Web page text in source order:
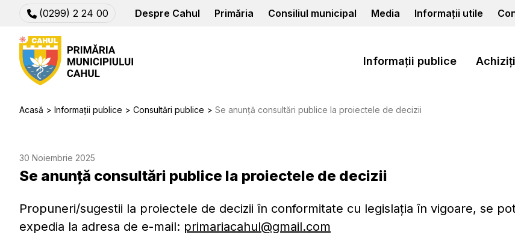
(0299) 2 24 00 Despre Cahul Primăria Consiliul municipal Media Informații utile
Informații publice
Acasă Informații publice Consultări publice Se anunță consultări publice la proiectele de decizii
30 Noiembrie 2025
Se anunță consultări publice la proiectele de decizii
Propuneri/sugestii la proiectele de decizii în conformitate cu legislația în vigoare, se
expedia la adresa de e-mail: primariacahul@gmail.com